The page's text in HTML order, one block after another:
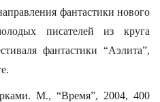
фантастики нового
писателей из круга
фантастики “Аэлита”,
М., “Время”, 2004, 400